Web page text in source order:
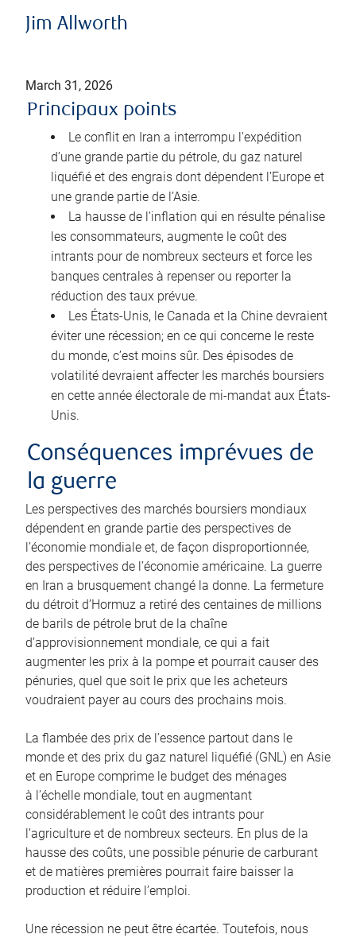
Jim Allworth
March 31, 2026
Principaux points
Le conflit en Iran a interrompu l’expédition
d’une grande partie du pétrole, du gaz naturel
liquéfié et des engrais dont dépendent l’Europe et
une grande partie de l’Asie.
La hausse de l’inflation qui en résulte pénalise
les consommateurs, augmente le coût des
intrants pour de nombreux secteurs et force les
banques centrales à repenser ou reporter la
réduction des taux prévue.
Les États-Unis, le Canada et la Chine devraient
éviter une récession; en ce qui concerne le reste
du monde, c’est moins sûr. Des épisodes de
volatilité devraient affecter les marchés boursiers
en cette année électorale de mi-mandat aux États-
Unis.
Conséquences imprévues de
la guerre
Les perspectives des marchés boursiers mondiaux
dépendent en grande partie des perspectives de
l’économie mondiale et, de façon disproportionnée,
des perspectives de l’économie américaine. La guerre
en Iran a brusquement changé la donne. La fermeture
du détroit d’Hormuz a retiré des centaines de millions
de barils de pétrole brut de la chaîne
d’approvisionnement mondiale, ce qui a fait
augmenter les prix à la pompe et pourrait causer des
pénuries, quel que soit le prix que les acheteurs
voudraient payer au cours des prochains mois.
La flambée des prix de l’essence partout dans le
monde et des prix du gaz naturel liquéfié (GNL) en Asie
et en Europe comprime le budget des ménages
à l’échelle mondiale, tout en augmentant
considérablement le coût des intrants pour
l’agriculture et de nombreux secteurs. En plus de la
hausse des coûts, une possible pénurie de carburant
et de matières premières pourrait faire baisser la
production et réduire l’emploi.
Une récession ne peut être écartée. Toutefois, nous